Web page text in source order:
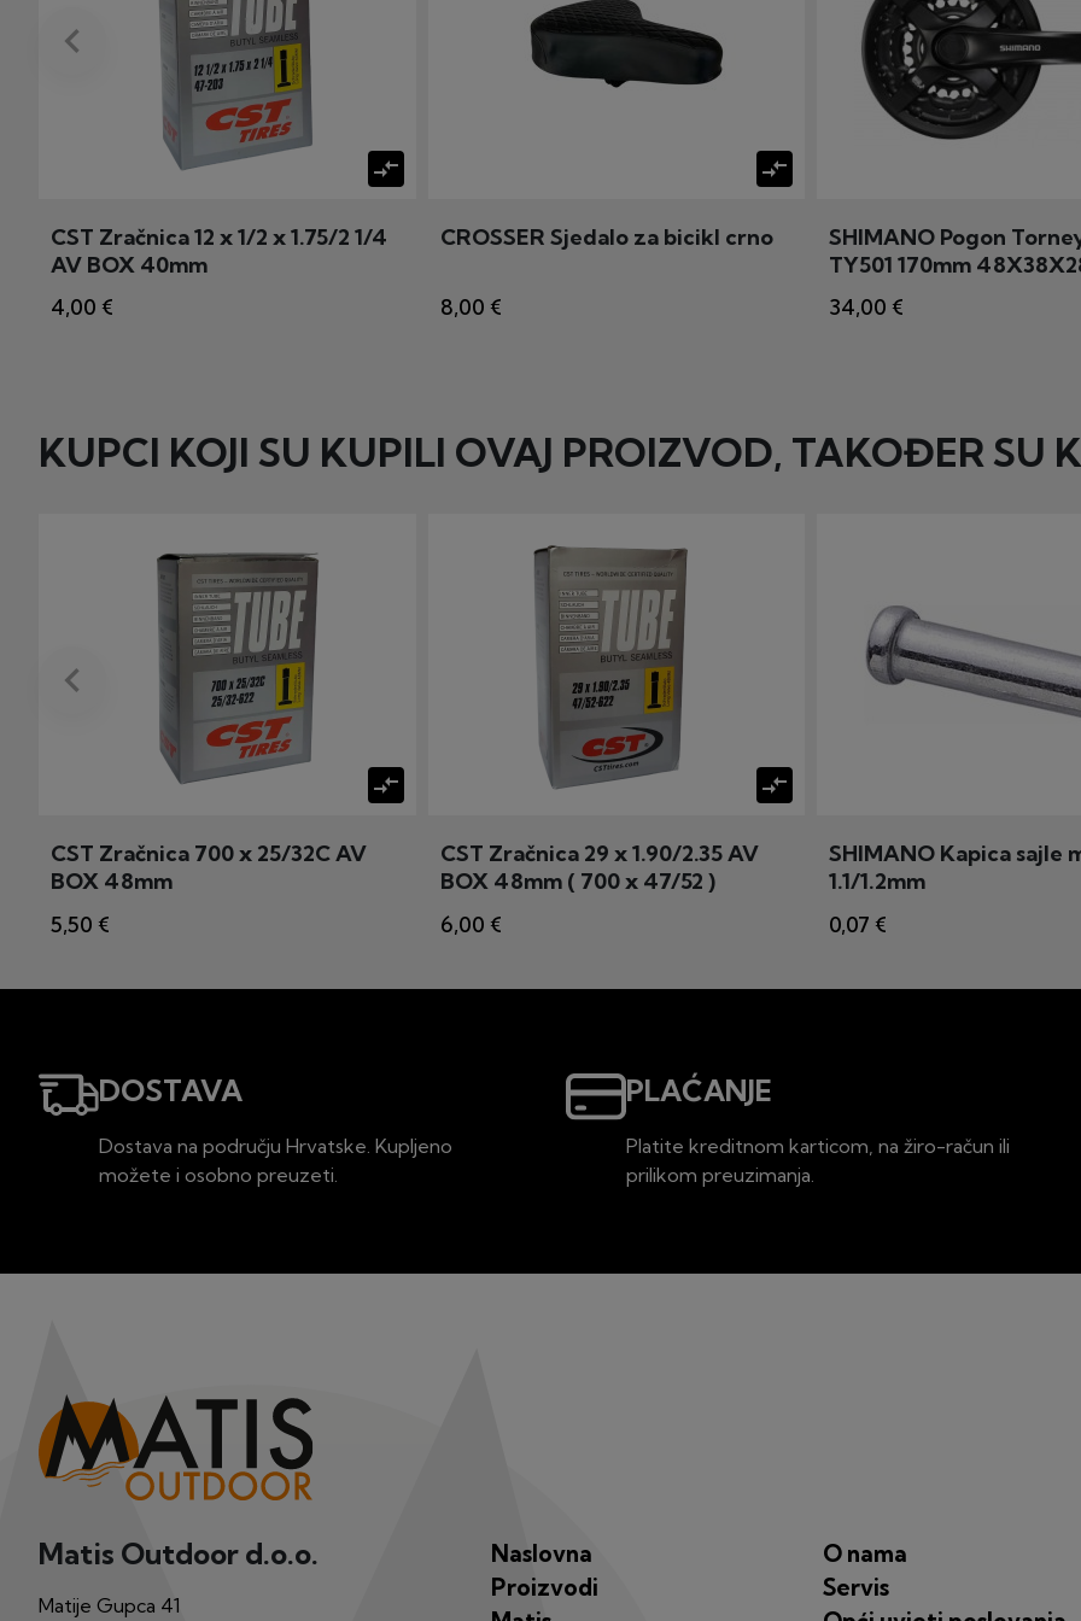
compare_arrows
CST Zračnica 12 x 1/2 x 1.75/2 1/4
AV BOX 40mm
4,00 €
compare_arrows
CROSSER Sjedalo za bicikl crno
8,00 €
SHIMANO Pogon
TY501 170mm
34,00 €
Prije
keyboard_arrow_left
KUPCI KOJI SU KUPILI OVAJ PROIZVOD, TAKOĐER SU
compare_arrows
CST Zračnica 700 x 25/32C AV
BOX 48mm
5,50 €
compare_arrows
CST Zračnica 29 x 1.90/2.35 AV
BOX 48mm ( 700 x 47/52 )
6,00 €
SHIMANO Kapica sajle
1.1/1.2mm
0,07 €
Prije
keyboard_arrow_left
DOSTAVA
Dostava na području Hrvatske. Kupljeno
možete i osobno preuzeti.
PLAĆANJE
Platite kreditnom karticom, na žiro-račun ili
prilikom preuzimanja.
Matis Outdoor d.o.o.
Matije Gupca 41
Naslovna
Proizvodi
O nama
Servis